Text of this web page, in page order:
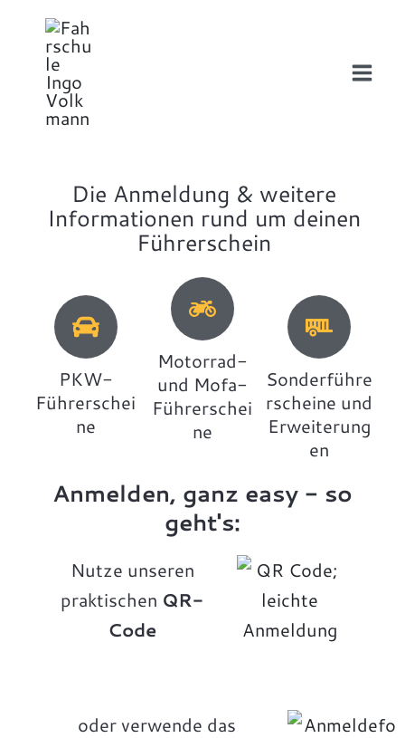
Inhalt
springen
Die Anmeldung & weitere
Informationen rund um deinen
Führerschein
PKW-
Führerschei
ne
Motorrad-
und Mofa-
Führerschei
ne
Sonderführe
rscheine und
Erweiterung
en
Anmelden, ganz easy - so
geht's:
Nutze unseren
praktischen QR-
Code
oder verwende das